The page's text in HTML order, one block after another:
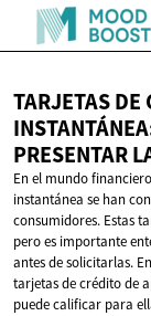
TARJETAS DE
PRESENTAR
En el mundo
instantánea se han
consumidores. Estas
pero es importante
antes de solicitarlas.
tarjetas de crédito de
puede calificar para